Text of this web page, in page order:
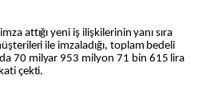
attığı yeni iş ilişkilerinin yanı sıra
ile imzaladığı, toplam bedeli
70 milyar 953 milyon 71 bin 615 lira
çekti.